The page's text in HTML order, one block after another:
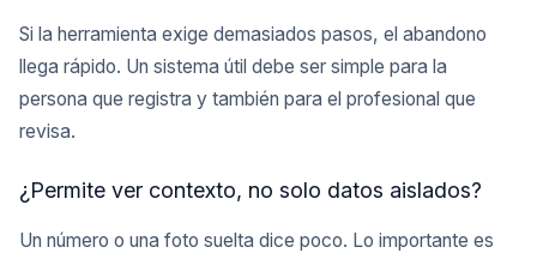
Si la herramienta exige demasiados pasos, el abandono
llega rápido. Un sistema útil debe ser simple para la
persona que registra y también para el profesional que
revisa.
¿Permite ver contexto, no solo datos aislados?
Un número o una foto suelta dice poco. Lo importante es